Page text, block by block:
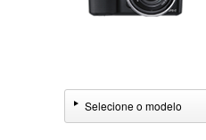
Selecione o modelo